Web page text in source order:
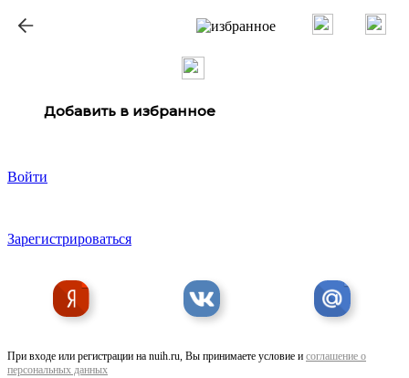
Добавить в избранное
Войти
Зарегистрироваться
При входе или регистрации на nuih.ru, Вы принимаете условие и соглашение о
персональных данных